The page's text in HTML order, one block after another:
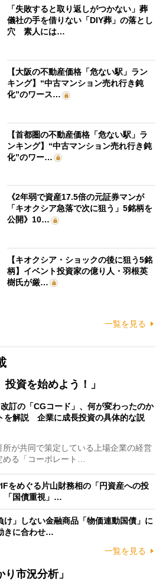
「失敗すると取り返しがつかない」葬
儀社の手を借りない「DIY葬」の落とし
穴 素人には…
【大阪の不動産価格「危ない駅」ラン
キング】“中古マンション売れ行き鈍
化”のワース…
【首都圏の不動産価格「危ない駅」ラ
ンキング】“中古マンション売れ行き鈍
化”のワー…
《2年弱で資産17.5倍の元証券マンが
「キオクシア急落で次に狙う」5銘柄を
公開》10…
【キオクシア・ショックの後に狙う5銘
柄】イベント投資家の億り人・羽根英
樹氏が厳…
一覧を見る
資を始めよう！」
訂の「CGコード」、何が変わったのか
を解説 企業に成長投資の具体的な説
が共同で策定している上場企業の経営
める「コーポレート…
をめぐる片山財務相の「円資産への投
「国債重視」…
け」しない金融商品「物価連動国債」に
きに合わせ…
一覧を見る
市況分析」